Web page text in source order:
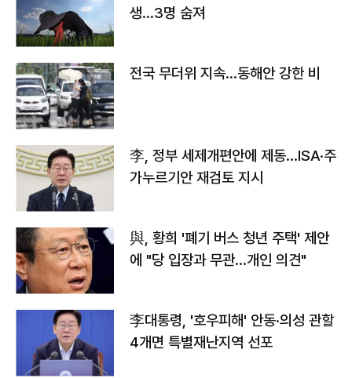
생…3명 숨져
전국 무더위 지속…동해안 강한 비
李, 정부 세제개편안에 제동…ISA·주
가누르기안 재검토 지시
與, 황희 '폐기 버스 청년 주택' 제안
에 "당 입장과 무관…개인 의견"
李대통령, '호우피해' 안동·의성 관할
4개면 특별재난지역 선포